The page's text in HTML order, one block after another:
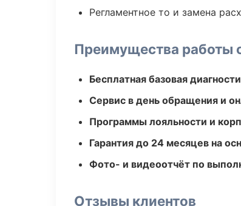
Регламентное то и замена
Преимущества работы
Бесплатная базовая
Сервис в день обращения и
Программы лояльности и
Гарантия до 24 месяцев на
Фото- и видеоотчёт по
Отзывы клиентов